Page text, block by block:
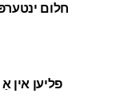
חלום
פליען אין